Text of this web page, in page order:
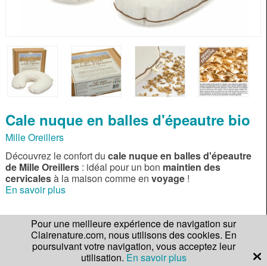
Cale nuque en balles d'épeautre bio
Mille Oreillers
Découvrez le confort du cale nuque en balles d'épeautre
de Mille Oreillers: idéal pour un bon maintien des
cervicalesà la maison comme en voyage!
En savoir plus
Note : Lire les avis Gagnez449 points
de fidélité !
Qté.
Pour une meilleure expérience de navigation sur
Clairenature.com, nous utilisons des cookies. En
poursuivant votre navigation, vous acceptez leur
utilisation. En savoir plus